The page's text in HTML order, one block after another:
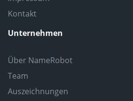
Kontakt
Unternehmen
Über NameRobot
Team
Auszeichnungen